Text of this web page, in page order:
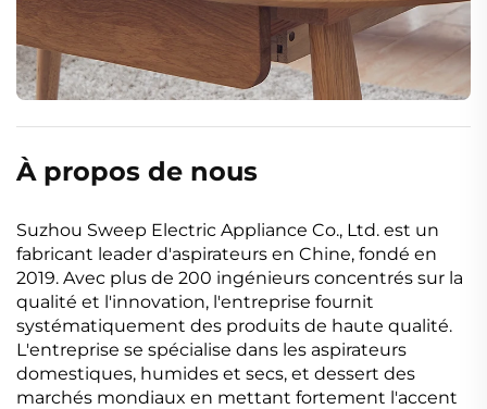
À propos de nous
Suzhou Sweep Electric Appliance Co., Ltd. est un
fabricant leader d'aspirateurs en Chine, fondé en
2019. Avec plus de 200 ingénieurs concentrés sur la
qualité et l'innovation, l'entreprise fournit
systématiquement des produits de haute qualité.
L'entreprise se spécialise dans les aspirateurs
domestiques, humides et secs, et dessert des
marchés mondiaux en mettant fortement l'accent